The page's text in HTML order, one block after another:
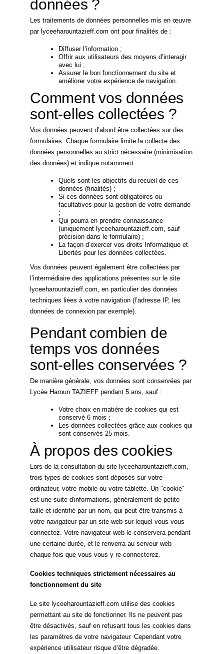
données ?
Les traitements de données personnelles mis en œuvre
par lyceeharountazieff.com ont pour finalités de :
Diffuser l’information ;
Offrir aux utilisateurs des moyens d’interagir
avec lui ;
Assurer le bon fonctionnement du site et
améliorer votre expérience de navigation.
Comment vos données
sont-elles collectées ?
Vos données peuvent d’abord être collectées sur des
formulaires. Chaque formulaire limite la collecte des
données personnelles au strict nécessaire (minimisation
des données) et indique notamment :
Quels sont les objectifs du recueil de ces
données (finalités) ;
Si ces données sont obligatoires ou
facultatives pour la gestion de votre demande
;
Qui pourra en prendre connaissance
(uniquement lyceeharountazieff.com, sauf
précision dans le formulaire) ;
La façon d’exercer vos droits Informatique et
Libertés pour les données collectées.
Vos données peuvent également être collectées par
l’intermédiaire des applications présentes sur le site
lyceeharountazieff.com, en particulier des données
techniques liées à votre navigation (l’adresse IP, les
données de connexion par exemple).
Pendant combien de
temps vos données
sont-elles conservées ?
De manière générale, vos données sont conservées par
Lycée Haroun TAZIEFF pendant 5 ans, sauf :
Votre choix en matière de cookies qui est
conservé 6 mois ;
Les données collectées grâce aux cookies qui
sont conservés 25 mois.
À propos des cookies
Lors de la consultation du site lyceeharountazieff.com,
trois types de cookies sont déposés sur votre
ordinateur, votre mobile ou votre tablette. Un "cookie"
est une suite d'informations, généralement de petite
taille et identifié par un nom, qui peut être transmis à
votre navigateur par un site web sur lequel vous vous
connectez. Votre navigateur web le conservera pendant
une certaine durée, et le renverra au serveur web
chaque fois que vous vous y re-connecterez.
Cookies techniques strictement nécessaires au
fonctionnement du site
Le site lyceeharountazieff.com utilise des cookies
permettant au site de fonctionner. Ils ne peuvent pas
être désactivés, sauf en refusant tous les cookies dans
les paramètres de votre navigateur. Cependant votre
expérience utilisateur risque d’être dégradée.